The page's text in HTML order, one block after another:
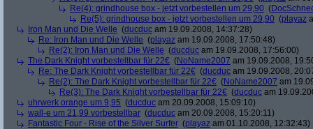
Re(4): grindhouse box - jetzt vorbestellen um 29,90 (
Re(5): grindhouse box - jetzt vorbestellen um 29,90 (playaz
Iron Man und Die Welle (ducduc am 19.09.2008, 14:37:28)
Re: Iron Man und Die Welle (playaz am 19.09.2008, 17:50:48)
Re(2): Iron Man und Die Welle (ducduc am 19.09.2008, 17:56:00)
The Dark Knight vorbestellbar für 22€ (NoName2007 am 19.09.2008,
Re: The Dark Knight vorbestellbar für 22€ (ducduc am 19.09.2008,
Re(2): The Dark Knight vorbestellbar für 22€ (NoName2007 am
Re(3): The Dark Knight vorbestellbar für 22€ (ducduc am
uhrwerk orange um 9,95 (ducduc am 20.09.2008, 15:09:10)
wall-e um 21,99 vorbestellbar (ducduc am 20.09.2008, 15:20:11)
Fantastic Four - Rise of the Silver Surfer (playaz am 01.10.2008, 12:32:43)